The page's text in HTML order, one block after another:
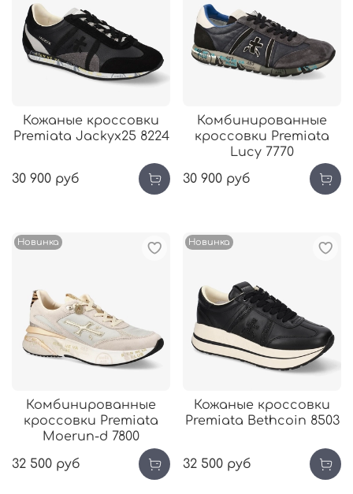
Кожаные кроссовки
Premiata Jackyx25 8224
30 900 руб
Комбинированные
кроссовки Premiata
Lucy 7770
30 900 руб
Новинка
Комбинированные
кроссовки Premiata
Moerun-d 7800
32 500 руб
Новинка
Кожаные кроссовки
Premiata Bethcoin 8503
32 500 руб